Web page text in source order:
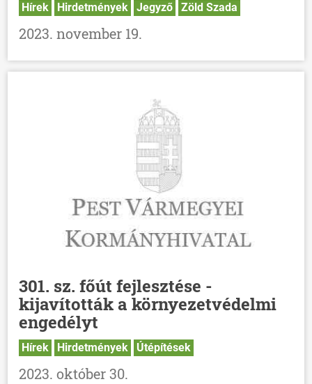
Hírek Hirdetmények Jegyző Zöld Szada
2023. november 19.
301. sz. főút fejlesztése -
kijavították a környezetvédelmi
engedélyt
Hírek Hirdetmények Útépítések
2023. október 30.